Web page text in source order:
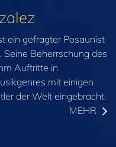
ein gefragter Posaunist
Seine Beherrschung des
Auftritte in
mit einigen
der Welt eingebracht.
MEHR